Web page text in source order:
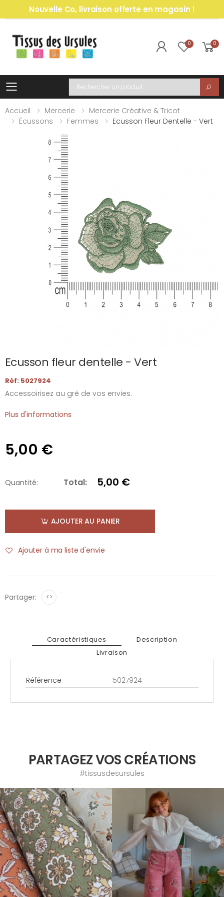
Nouvelle Co, livraison offerte en magasin !
0 0
Toggle mobile menu
Recherche
Accueil
Mercerie
Mercerie Créative & Tricot
Écussons
Femmes Ecusson Fleur Dentelle - Vert
Ecusson fleur dentelle - Vert
Réf: 5027924
Accessoirisez au gré de vos envies.
Plus d'informations
5,00 €
Quantité: Total: 5,00 €
AJOUTER AU PANIER
Ajouter à ma liste d'envie
Partager: <>
Caractéristiques
Description
Livraison
Référence 5027924
PARTAGEZ VOS CRÉATIONS
#tissusdesursules